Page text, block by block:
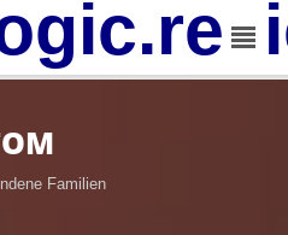
Familien